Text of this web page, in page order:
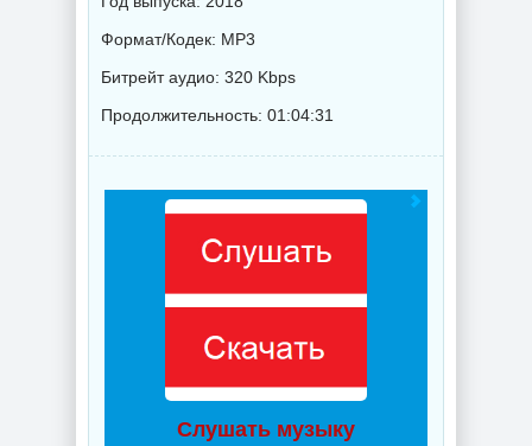
Формат/Кодек: MP3
Битрейт аудио: 320 Kbps
Продолжительность: 01:04:31
Слушать музыку